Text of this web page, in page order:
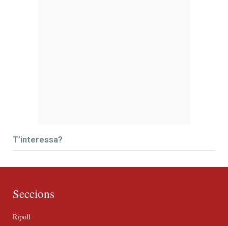
T’interessa?
Seccions
Ripoll